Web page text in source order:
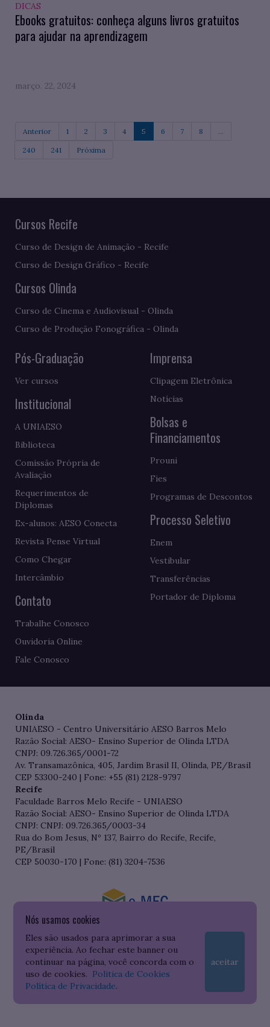
DICAS
Ebooks gratuitos: conheça alguns livros gratuitos
para ajudar na aprendizagem
março. 22, 2024
Anterior 1 2 3 4 5 6 7 8 ...
240 241 Próxima
Nós usamos cookies
Eles são usados para aprimorar a sua
experiência. Ao fechar este banner ou
continuar na página, você concorda com o
uso de cookies. Política de Cookies
Política de Privacidade.
aceitar
Cursos Recife
Curso de Design de Animação - Recife
Curso de Design Gráfico - Recife
Cursos Olinda
Curso de Cinema e Audiovisual - Olinda
Curso de Produção Fonográfica - Olinda
Pós-Graduação
Ver cursos
Institucional
A UNIAESO
Biblioteca
Comissão Própria de
Avaliação
Requerimentos de
Diplomas
Ex-alunos: AESO Conecta
Revista Pense Virtual
Como Chegar
Intercâmbio
Contato
Trabalhe Conosco
Ouvidoria Online
Fale Conosco
Imprensa
Clipagem Eletrônica
Notícias
Bolsas e
Financiamentos
Prouni
Fies
Programas de Descontos
Processo Seletivo
Enem
Vestibular
Transferências
Portador de Diploma
Olinda
UNIAESO - Centro Universitário AESO Barros Melo
Razão Social: AESO- Ensino Superior de Olinda LTDA
CNPJ: 09.726.365/0001-72
Av. Transamazônica, 405, Jardim Brasil II, Olinda, PE/Brasil
CEP 53300-240 | Fone: +55 (81) 2128-9797
Recife
Faculdade Barros Melo Recife - UNIAESO
Razão Social: AESO- Ensino Superior de Olinda LTDA
CNPJ: CNPJ: 09.726.365/0003-34
Rua do Bom Jesus, Nº 137, Bairro do Recife, Recife,
PE/Brasil
CEP 50030-170 | Fone: (81) 3204-7536
Consulte o cadastro da Instituição no Sistema do e-MEC